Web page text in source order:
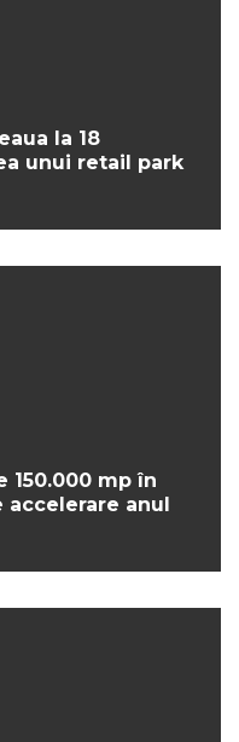
la 18
unui retail park
150.000 mp în
anul